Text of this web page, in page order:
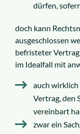
dürfen,
doch kann
ausgeschlossen
befristeter
im Idealfall mit
auch wirklich
Vertrag, den
vereinbart
zwar ein